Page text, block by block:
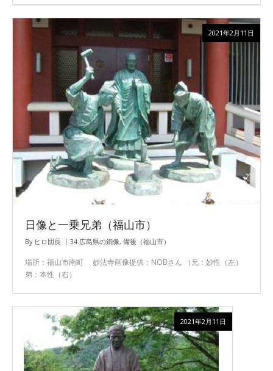
日像と一乗兄弟（福山市）
By ヒロ団長 34.広島県の銅像, 備後（福山市）
場所：福山市南町 妙法寺画像提供：NOBさん （兄：妙性（左）
弟：本性（右）
2021年2月11日
2021年2月11日